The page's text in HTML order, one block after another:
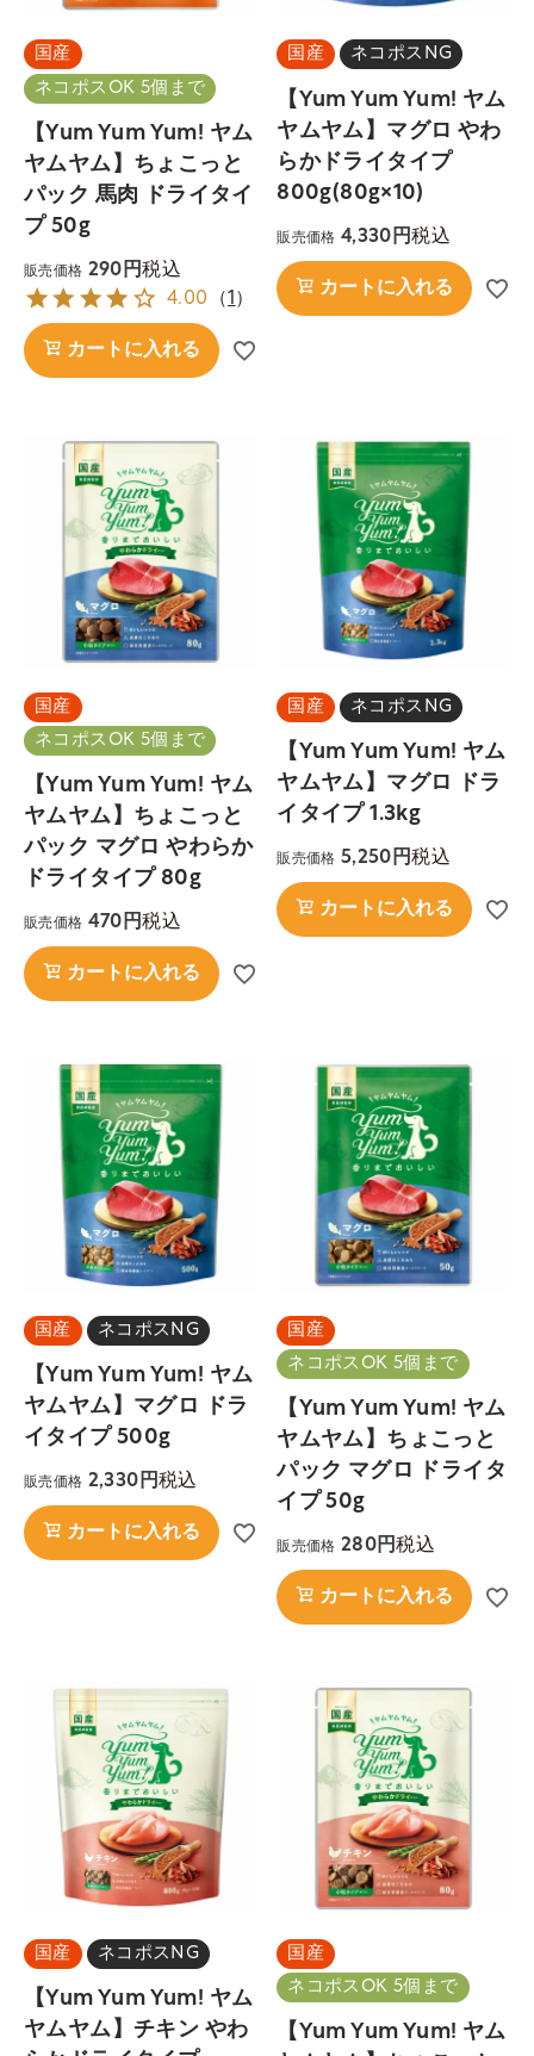
国産
ネコポスOK 5個まで
【Yum Yum Yum! ヤム
ヤムヤム】ちょこっと
パック 馬肉 ドライタイ
プ 50g
販売価格 290 税込
4.00 （1 ）
カートに入れる
国産 ネコポスNG
【Yum Yum Yum! ヤム
ヤムヤム】マグロ やわ
らかドライタイプ
800g(80g×10)
販売価格 4,330 税込
カートに入れる
国産
ネコポスOK 5個まで
【Yum Yum Yum! ヤム
ヤムヤム】ちょこっと
パック マグロ やわらか
ドライタイプ 80g
販売価格 470 税込
カートに入れる
国産 ネコポスNG
【Yum Yum Yum! ヤム
ヤムヤム】マグロ ドラ
イタイプ 1.3kg
販売価格 5,250 税込
カートに入れる
国産 ネコポスNG
【Yum Yum Yum! ヤム
ヤムヤム】マグロ ドラ
イタイプ 500g
販売価格 2,330 税込
カートに入れる
国産
ネコポスOK 5個まで
【Yum Yum Yum! ヤム
ヤムヤム】ちょこっと
パック マグロ ドライタ
イプ 50g
販売価格 280 税込
カートに入れる
国産 ネコポスNG
【Yum Yum Yum! ヤム
ヤムヤム】チキン やわ
国産
ネコポスOK 5個まで
【Yum Yum Yum! ヤム